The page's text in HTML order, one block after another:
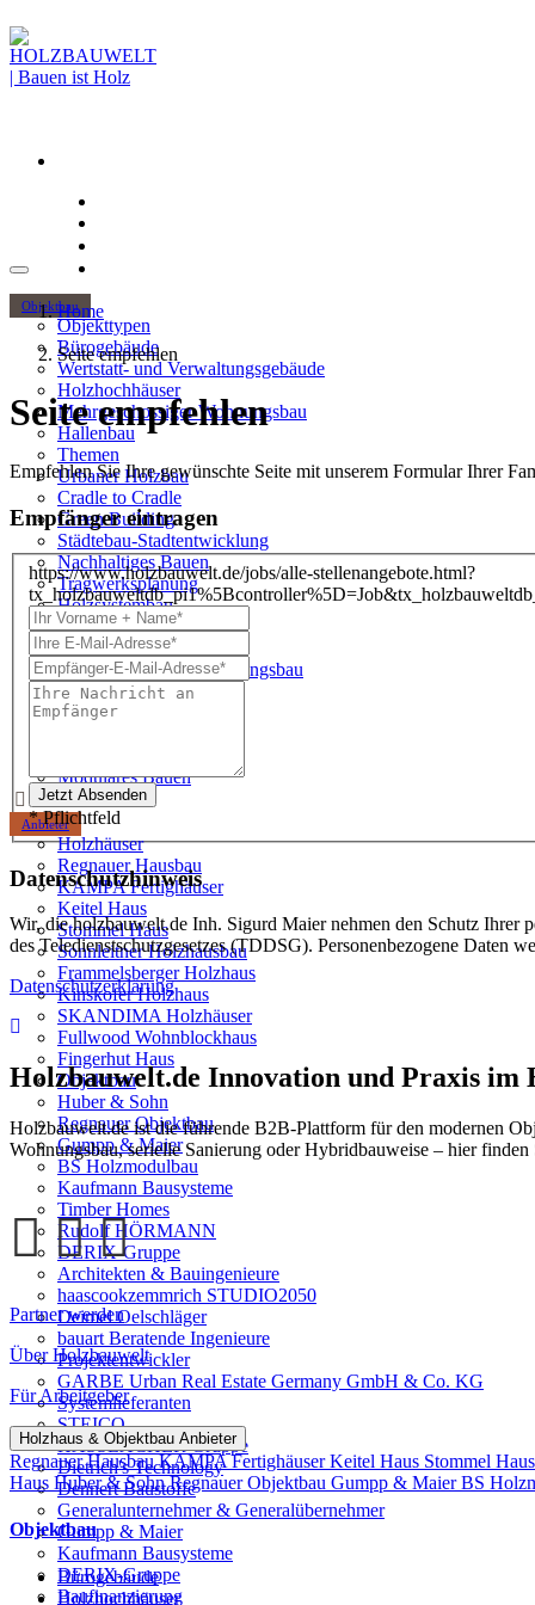
Objektbau
Objekttypen
Bürogebäude
Wertstatt- und Verwaltungsgebäude
Holzhochhäuser
Mehrgeschossiger Wohnungsbau
Hallenbau
Themen
Urbaner Holzbau
Cradle to Cradle
Green Building
Städtebau-Stadtentwicklung
Nachhaltiges Bauen
Tragwerksplanung
Holzsystembau
Potenziale
Aufstockungen mit Holz
Dachaufstockung Wohnungsbau
Fassadensanierung
Parkplatzüberbauung
Modulares Bauen
Anbieter
Holzhäuser
Regnauer Hausbau
KAMPA Fertighäuser
Keitel Haus
Stommel Haus
Sonnleitner Holzhausbau
Frammelsberger Holzhaus
Kinskofer Holzhaus
SKANDIMA Holzhäuser
Fullwood Wohnblockhaus
Fingerhut Haus
Objektbau
Huber & Sohn
Regnauer Objektbau
Gumpp & Maier
BS Holzmodulbau
Kaufmann Bausysteme
Timber Homes
Rudolf HÖRMANN
DERIX-Gruppe
Architekten & Bauingenieure
haascookzemmrich STUDIO2050
Deimel Oelschläger
bauart Beratende Ingenieure
Projektentwickler
GARBE Urban Real Estate Germany GmbH & Co. KG
Systemlieferanten
STEICO
HASSLACHER Gruppe
Dietrich's Technology
Dennert Baustoffe
Generalunternehmer & Generalübernehmer
Gumpp & Maier
Kaufmann Bausysteme
DERIX-Gruppe
Baufinanzierung
Home
Seite empfehlen
Seite empfehlen
Empfehlen Sie Ihre gewünschte Seite mit unserem Formular Ihrer
Empfänger eintragen
https://www.holzbauwelt.de/jobs/alle-stellenangebote.html?
* Pflichtfeld
Datenschutzhinweis
Wir, die holzbauwelt.de Inh. Sigurd Maier nehmen den Schutz Ihrer
des Teledienstschutzgesetzes (TDDSG). Personenbezogene Daten
Datenschutzerklärung
Holzbauwelt.de Innovation und Praxis im
Holzbauwelt.de ist die führende B2B-Plattform für den modernen
Wohnungsbau, serielle Sanierung oder Hybridbauweise – hier finden
Partner werden
Über Holzbauwelt
Für Arbeitgeber
Holzhaus & Objektbau Anbieter
Regnauer HausbauKAMPA FertighäuserKeitel Haus Stommel Haus
Haus Huber & SohnRegnauer Objektbau Gumpp & MaierBS
Objektbau
Bürogebäude
Holzhochhäuser